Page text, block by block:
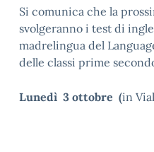
Si comunica che la
svolgeranno i test di
madrelingua del
delle classi prime
Lunedì 3 ottobre (in